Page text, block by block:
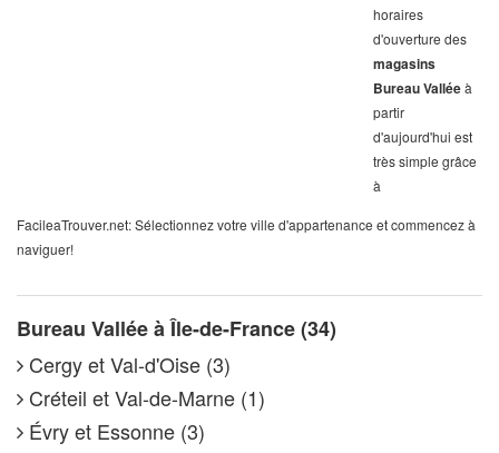
horaires
d'ouverture des
magasins
Bureau Valléeà
partir
d'aujourd'hui est
très simple grâce
à
FacileaTrouver.net: Sélectionnez votre ville d'appartenance et commencez à
naviguer!
Bureau Vallée à Île-de-France (34)
Cergy et Val-d'Oise (3)
Créteil et Val-de-Marne (1)
Évry et Essonne (3)